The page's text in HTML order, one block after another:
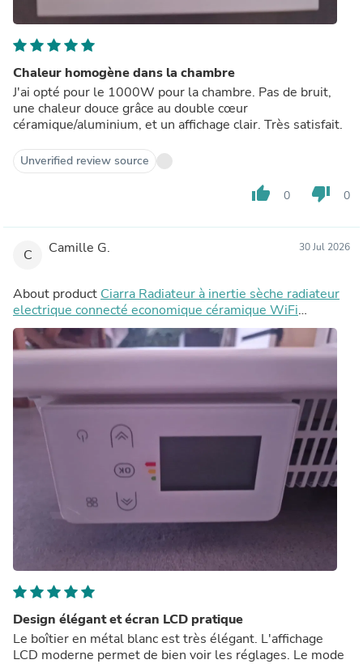
Chaleur homogène dans la chambre
J'ai opté pour le 1000W pour la chambre. Pas de bruit,
une chaleur douce grâce au double cœur
céramique/aluminium, et un affichage clair. Très satisfait.
Unverified review source
thumb_up 0 thumb_down 0
C Camille G. 30 Jul 2026
About product Ciarra Radiateur à inertie sèche radiateur
electrique connecté economique céramique WiFi
1000W-2000W | Double cœur de chauffe céramique +
film aluminium
Design élégant et écran LCD pratique
Le boîtier en métal blanc est très élégant. L'affichage
LCD moderne permet de bien voir les réglages. Le mode